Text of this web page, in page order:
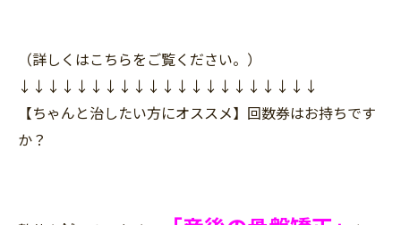
（詳しくはこちらをご覧ください。）
↓↓↓↓↓↓↓↓↓↓↓↓↓↓↓↓↓↓↓↓↓
【ちゃんと治したい方にオススメ】回数券はお持ちです
か？